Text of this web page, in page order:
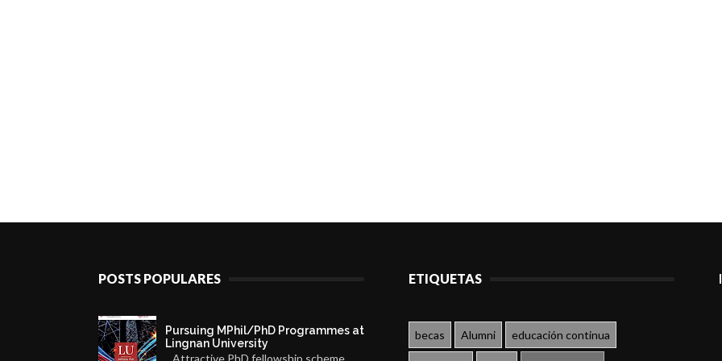
POSTS POPULARES
Pursuing MPhil/PhD Programmes at
Lingnan University
Attractive PhD fellowship scheme
ETIQUETAS
becas Alumni educación continua